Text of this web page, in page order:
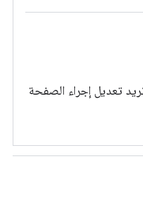
تعديل إجراء الصفحة